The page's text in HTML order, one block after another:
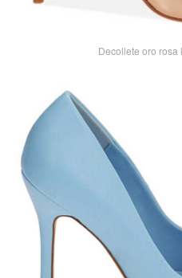
Decollete oro rosa